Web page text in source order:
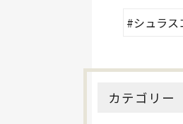
#シュラス
カテゴリー